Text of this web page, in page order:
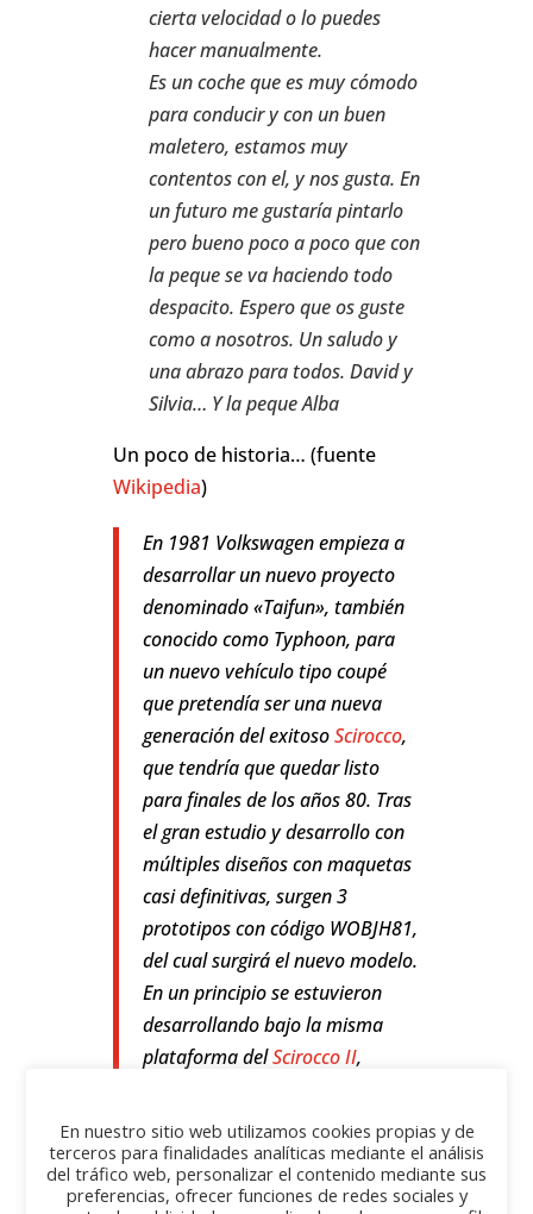
cierta velocidad o lo puedes
hacer manualmente.
Es un coche que es muy cómodo
para conducir y con un buen
maletero, estamos muy
contentos con el, y nos gusta. En
un futuro me gustaría pintarlo
pero bueno poco a poco que con
la peque se va haciendo todo
despacito. Espero que os guste
como a nosotros. Un saludo y
una abrazo para todos. David y
Silvia… Y la peque Alba
Un poco de historia… (fuente
Wikipedia)
En 1981 Volkswagen empieza a
desarrollar un nuevo proyecto
denominado «Taifun», también
conocido como Typhoon, para
un nuevo vehículo tipo coupé
que pretendía ser una nueva
generación del exitosoScirocco,
que tendría que quedar listo
para finales de los años 80. ​ Tras
el gran estudio y desarrollo con
múltiples diseños con maquetas
casi definitivas, surgen 3
prototipos con código WOBJH81,
del cual surgirá el nuevo modelo.
En un principio se estuvieron
desarrollando bajo la misma
plataforma delScirocco II,
realizarle unas modificaciones,
debido a que en 1984 se decidió
que el Scirocco Mk2 continuaría
En nuestro sitio web utilizamos cookies propias y de
terceros para finalidades analíticas mediante el análisis
del tráfico web, personalizar el contenido mediante sus
preferencias, ofrecer funciones de redes sociales y